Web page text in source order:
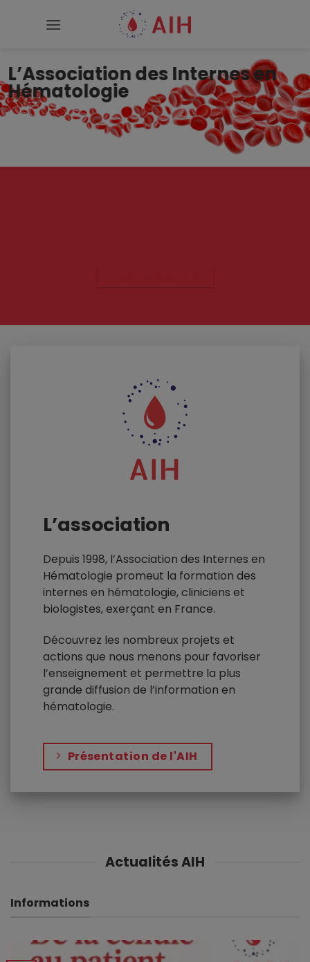
L’Association des Internes en
Hématologie
L’association
Depuis 1998, l’Association des Internes en
Hématologie promeut la formation des
internes en hématologie, cliniciens et
biologistes, exerçant en France.
Découvrez les nombreux projets et
actions que nous menons pour favoriser
l’enseignement et permettre la plus
grande diffusion de l’information en
hématologie.
Présentation de l'AIH
Actualités AIH
Informations